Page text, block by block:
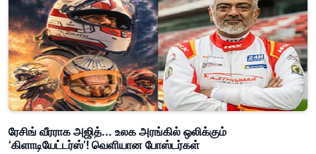
ரேசிங் வீரராக அஜித்... உலக அரங்கில் ஒலிக்கும்
‘கிளாடியேட்டர்ஸ்’! வெளியான போஸ்டர்கள்